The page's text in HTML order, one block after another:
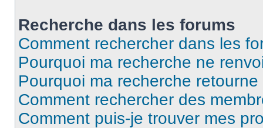
Recherche dans les forums
Comment rechercher dans les
Pourquoi ma recherche ne
Pourquoi ma recherche
Comment rechercher des
Comment puis-je trouver mes